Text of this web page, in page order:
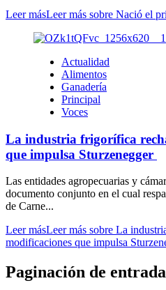
Leer másLeer más sobre Nació el
Actualidad
Alimentos
Ganadería
Principal
Voces
La industria frigorífica
que impulsa Sturzenegger
Las entidades agropecuarias y
documento conjunto en el cual
de Carne...
Leer másLeer más sobre La
modificaciones que impulsa
Paginación de